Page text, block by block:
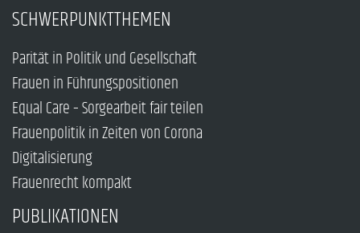
SCHWERPUNKTTHEMEN
Parität in Politik und Gesellschaft
Frauen in Führungspositionen
Equal Care – Sorgearbeit fair teilen
Frauenpolitik in Zeiten von Corona
Digitalisierung
Frauenrecht kompakt
PUBLIKATIONEN